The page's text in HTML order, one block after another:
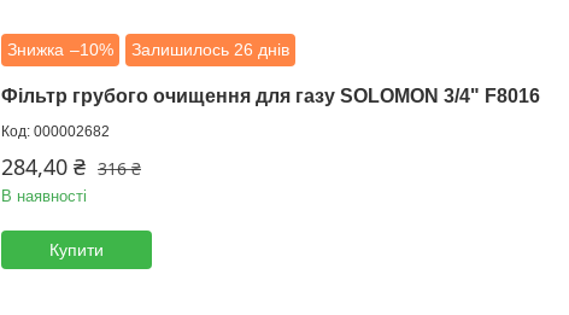
–10% Залишилось 26 днів
Фільтр грубого очищення для газу SOLOMON 3/4" F8016
000002682
316 ₴
284,40 ₴
В наявності
Купити